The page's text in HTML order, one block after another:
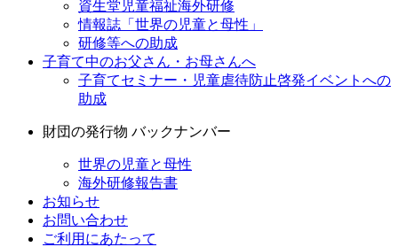
資生堂児童福祉海外研修
情報誌「世界の児童と母性」
研修等への助成
子育て中のお父さん・お母さんへ
子育てセミナー・児童虐待防止啓発イベントへの
助成
財団の発行物 バックナンバー
世界の児童と母性
海外研修報告書
お知らせ
お問い合わせ
ご利用にあたって